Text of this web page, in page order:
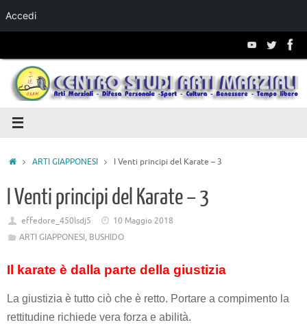
Accedi
Salta al
ARTI GIAPPONESI I Venti principi del Karate – 3
I Venti principi del Karate – 3
effedore_450lsdj5
10 Maggio 2018
ARTI GIAPPONESI, BUSHIDO
Il karate è dalla parte della giustizia
La giustizia è tutto ciò che è retto. Portare a com­pimento la
rettitudine richiede vera forza e abilità.